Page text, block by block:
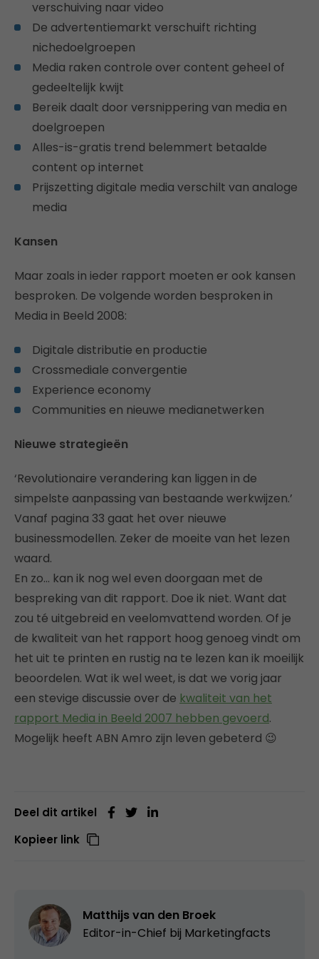
verschuiving naar video
De advertentiemarkt verschuift richting
nichedoelgroepen
Media raken controle over content geheel of
gedeeltelijk kwijt
Bereik daalt door versnippering van media en
doelgroepen
Alles-is-gratis trend belemmert betaalde
content op internet
Prijszetting digitale media verschilt van analoge
media
Kansen
Maar zoals in ieder rapport moeten er ook kansen
besproken. De volgende worden besproken in
Media in Beeld 2008:
Digitale distributie en productie
Crossmediale convergentie
Experience economy
Communities en nieuwe medianetwerken
Nieuwe strategieën
‘Revolutionaire verandering kan liggen in de
simpelste aanpassing van bestaande werkwijzen.’
Vanaf pagina 33 gaat het over nieuwe
businessmodellen. Zeker de moeite van het lezen
waard.
En zo… kan ik nog wel even doorgaan met de
bespreking van dit rapport. Doe ik niet. Want dat
zou té uitgebreid en veelomvattend worden. Of je
de kwaliteit van het rapport hoog genoeg vindt om
het uit te printen en rustig na te lezen kan ik moeilijk
beoordelen. Wat ik wel weet, is dat we vorig jaar
een stevige discussie over de kwaliteit van het
rapport Media in Beeld 2007 hebben gevoerd.
Mogelijk heeft ABN Amro zijn leven gebeterd 😉
Deel dit artikel
Kopieer link
Matthijs van den Broek
Editor-in-Chief bij Marketingfacts